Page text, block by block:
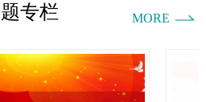
MORE
专栏